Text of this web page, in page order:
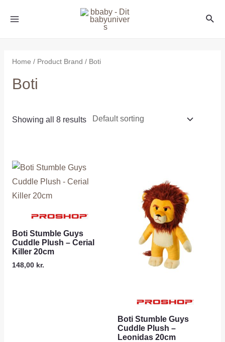
Home / Product Brand / Boti
Boti
Showing all 8 results
Boti Stumble Guys
Cuddle Plush – Cerial
Killer 20cm
148,00 kr.
Boti Stumble Guys
Cuddle Plush –
Leonidas 20cm